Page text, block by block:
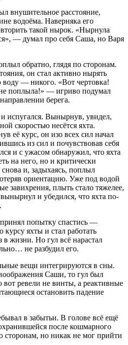
внушительное расстояние,
водоёма. Наверняка его
такой нырок. «Нырнула
— думал про себя Саша, но Варя
обратно, глядя по сторонам.
он стал активно нырять
воду — никого. «Вот чертовка!
поплыла!» — игриво подумал
берега.
испугался. Вынырнув, увидел,
скоростью несётся яхта.
её курс, он изо всех сил начал
из сил и почувствовав себя
и с ужасом обнаружил, что яхта
на него, но и критически
и, задыхаясь, поплыл
ориентацию. Уже под водой
завихрения, плыть стало тяжелее,
и убедился, что яхта по-
попытку спастись —
курсу яхты и стал работать
в жизни. Но гул всё нарастал
не разбудил его.
вещи интегрируются в сны.
Саши, то гул был
ревели не винты, а реактивные
остановить падение
в забытьи. В голове всё ещё
после кошмарного
сторонам, но никак не мог прийти